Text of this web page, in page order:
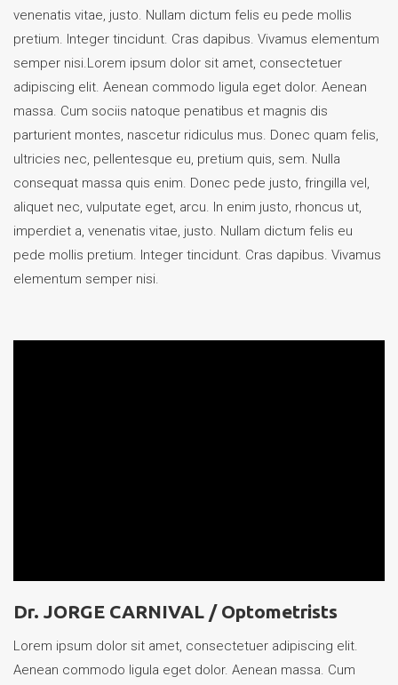
venenatis vitae, justo. Nullam dictum felis eu pede mollis
pretium. Integer tincidunt. Cras dapibus. Vivamus elementum
semper nisi.Lorem ipsum dolor sit amet, consectetuer
adipiscing elit. Aenean commodo ligula eget dolor. Aenean
massa. Cum sociis natoque penatibus et magnis dis
parturient montes, nascetur ridiculus mus. Donec quam felis,
ultricies nec, pellentesque eu, pretium quis, sem. Nulla
consequat massa quis enim. Donec pede justo, fringilla vel,
aliquet nec, vulputate eget, arcu. In enim justo, rhoncus ut,
imperdiet a, venenatis vitae, justo. Nullam dictum felis eu
pede mollis pretium. Integer tincidunt. Cras dapibus. Vivamus
elementum semper nisi.
Dr. JORGE CARNIVAL / Optometrists
Lorem ipsum dolor sit amet, consectetuer adipiscing elit.
Aenean commodo ligula eget dolor. Aenean massa. Cum